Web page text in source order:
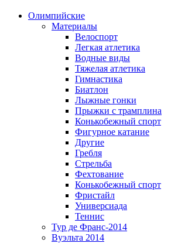
Олимпийские
Материалы
Велоспорт
Легкая атлетика
Водные виды
Тяжелая атлетика
Гимнастика
Биатлон
Лыжные гонки
Прыжки с трамплина
Конькобежный спорт
Фигурное катание
Другие
Гребля
Стрельба
Фехтование
Конькобежный спорт
Фристайл
Универсиада
Теннис
Тур де Франс-2014
Вуэльта 2014